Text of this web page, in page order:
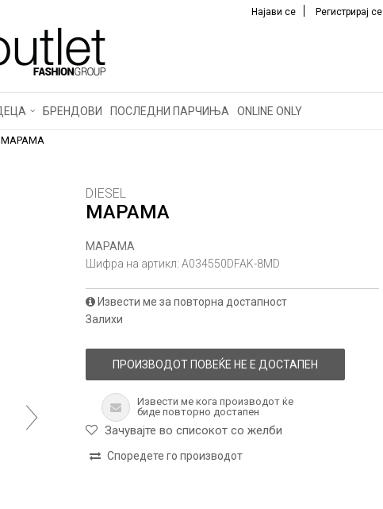
Најави се Регистрирај се
БРЕНДОВИ ПОСЛЕДНИ ПАРЧИЊА ONLINE ONLY
МАРАМА
DIESEL
МАРАМА
МАРАМА
Шифра на артикл: A034550DFAK-8MD
Извести ме за повторна достапност
Залихи
ПРОИЗВОДОТ ПОВЕЌЕ НЕ Е ДОСТАПЕН
Извести ме кога производот ќе
биде повторно достапен
Зачувајте во списокот со желби
Споредете го производот